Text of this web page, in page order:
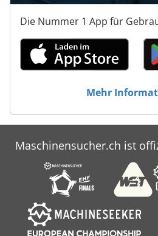
Die Nummer 1 App für
Mehr
Maschinensucher.ch ist